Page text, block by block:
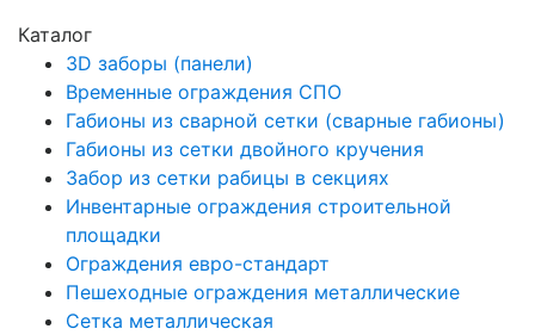
Каталог
3D заборы (панели)
Временные ограждения СПО
Габионы из сварной сетки (сварные габионы)
Габионы из сетки двойного кручения
Забор из сетки рабицы в секциях
Инвентарные ограждения строительной
площадки
Ограждения евро-стандарт
Пешеходные ограждения металлические
Сетка металлическая